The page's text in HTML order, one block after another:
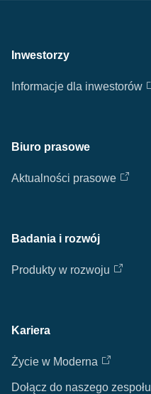
Inwestorzy
Informacje dla inwestorów
Biuro prasowe
Aktualności prasowe
Badania i rozwój
Produkty w rozwoju
Kariera
Życie w Moderna
Dołącz do naszego zespołu